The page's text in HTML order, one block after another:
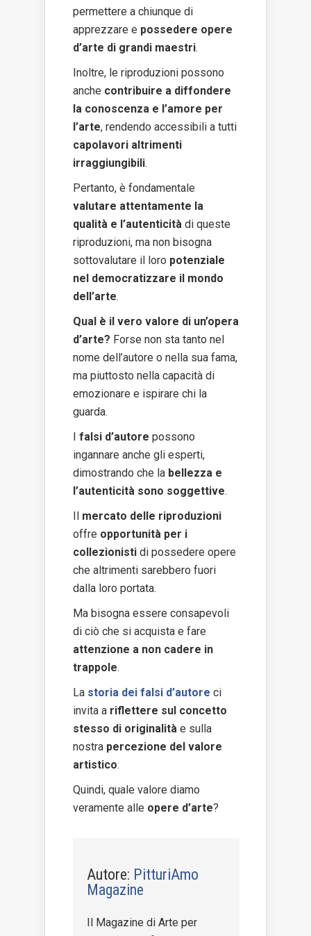
permettere a chiunque di
apprezzare e possedere opere
d’arte di grandi maestri.
Inoltre, le riproduzioni possono
anche contribuire a diffondere
la conoscenza e l’amore per
l’arte, rendendo accessibili a tutti
capolavori altrimenti
irraggiungibili.
Pertanto, è fondamentale
valutare attentamente la
qualità e l’autenticità di queste
riproduzioni, ma non bisogna
sottovalutare il loro potenziale
nel democratizzare il mondo
dell’arte.
Qual è il vero valore di un’opera
d’arte? Forse non sta tanto nel
nome dell’autore o nella sua fama,
ma piuttosto nella capacità di
emozionare e ispirare chi la
guarda.
falsi d’autore possono
ingannare anche gli esperti,
dimostrando che la bellezza e
l’autenticità sono soggettive.
mercato delle riproduzioni
offre opportunità per i
collezionisti di possedere opere
che altrimenti sarebbero fuori
dalla loro portata.
Ma bisogna essere consapevoli
di ciò che si acquista e fare
attenzione a non cadere in
trappole.
La storia dei falsi d’autore ci
invita a riflettere sul concetto
stesso di originalità e sulla
nostra percezione del valore
artistico.
Quindi, quale valore diamo
veramente alle opere d’arte?
Autore: PitturiAmo
Magazine
Il Magazine di Arte per